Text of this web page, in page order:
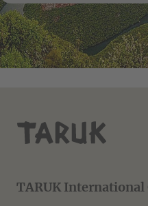
TARUK International